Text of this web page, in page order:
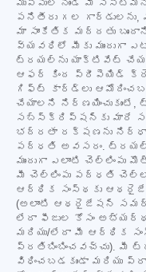
ముప్పుల నుండి మీ
పనితీరు గల
మా సాంకేతిక మద్దతు
వ్యవధిలో మీకు ముందుగా
ట్రయల్‌ను యాక్టివేట్
ఆఫర్ కింద ప్రీపెయిడ్
గిఫ్ట్ కార్డ్‌లు
చేయాలని నిర్ణయించుకుంటే,
సబ్‌స్క్రిప్షన్‌కు మారే
భద్రతా రక్షణను
పద్ధతి అవసరం. ట్రయల్
ముందుగా ఎలాంటి
మీ చెల్లింపు పద్ధతి
ఆర్థిక సంస్థకు
(అలాంటి ఆథరైజేషన్
లేదా ఫీజుల కోసం
మరియు/లేదా మీ ఆర్థిక
ప్రతిబింబించవచ్చు). మీ
విధించబడకుండా మరియు